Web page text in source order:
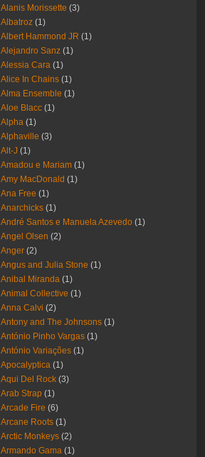
Alanis Morissette (3)
Albatroz (1)
Albert Hammond JR (1)
Alejandro Sanz (1)
Alessia Cara (1)
Alice In Chains (1)
Alma Ensemble (1)
Aloe Blacc (1)
Alpha (1)
Alphaville (3)
Alt-J (1)
Amadou e Mariam (1)
Amy MacDonald (1)
Ana Free (1)
Anarchicks (1)
André Santos e Manuela Azevedo (1)
Angel Olsen (2)
Anger (2)
Angus and Julia Stone (1)
Anibal Miranda (1)
Animal Collective (1)
Anna Calvi (2)
Antony and The Johnsons (1)
António Pinho Vargas (1)
António Variações (1)
Apocalyptica (1)
Aqui Del Rock (3)
Arab Strap (1)
Arcade Fire (6)
Arcane Roots (1)
Arctic Monkeys (2)
Armando Gama (1)